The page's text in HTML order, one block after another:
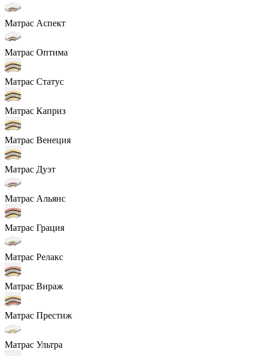
Матрас Аспект
Матрас Оптима
Матрас Статус
Матрас Каприз
Матрас Венеция
Матрас Дуэт
Матрас Альянс
Матрас Грация
Матрас Релакс
Матрас Вираж
Матрас Престиж
Матрас Ультра